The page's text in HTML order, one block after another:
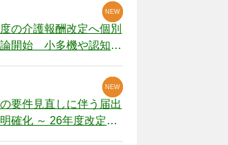
の介護報酬改定へ個別
開始 小多機や認知症
NEW
NEW
NEW
の要件見直しに伴う届出
確化 ～ 26年度改定疑
NEW
NEW